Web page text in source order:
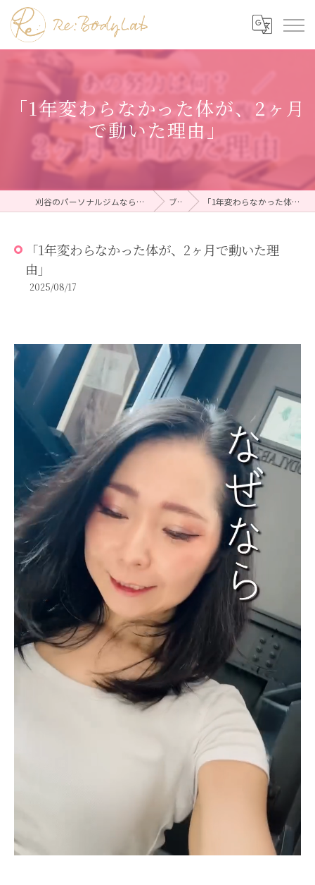
「1年変わらなかった体が、2ヶ月
で動いた理由」
刈谷のパーソナルジムならRe:BodyLab（リボディラボ） ブログ 「1年変わらなかった体が、2ヶ月で動いた理由」
「1年変わらなかった体が、2ヶ月で動いた理
由」
2025/08/17